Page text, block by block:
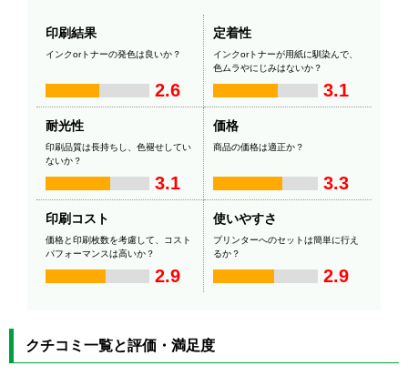
印刷結果
インクorトナーの発色は良いか？
2.6
定着性
インクorトナーが用紙に馴染んで、
色ムラやにじみはないか？
3.1
耐光性
印刷品質は長持ちし、色褪せしてい
ないか？
3.1
価格
商品の価格は適正か？
3.3
印刷コスト
価格と印刷枚数を考慮して、コスト
パフォーマンスは高いか？
2.9
使いやすさ
プリンターへのセットは簡単に行え
るか？
2.9
クチコミ一覧と評価・満足度